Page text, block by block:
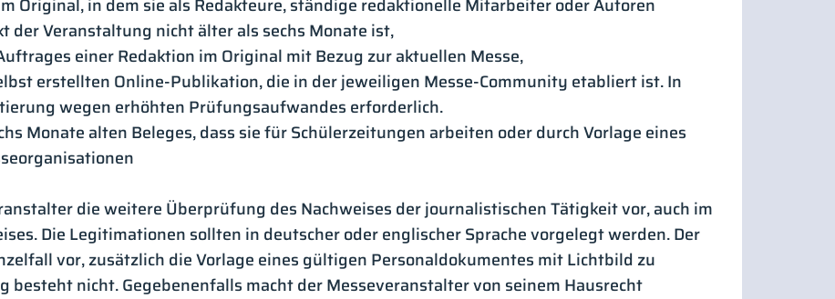
Original, in dem sie als Redakteure, ständige redaktionelle Mitarbeiter oder Autoren
der Veranstaltung nicht älter als sechs Monate ist,
einer Redaktion im Original mit Bezug zur aktuellen Messe,
erstellten Online-Publikation, die in der jeweiligen Messe-Community etabliert ist. In
wegen erhöhten Prüfungsaufwandes erforderlich.
Monate alten Beleges, dass sie für Schülerzeitungen arbeiten oder durch Vorlage eines
die weitere Überprüfung des Nachweises der journalistischen Tätigkeit vor, auch im
Die Legitimationen sollten in deutscher oder englischer Sprache vorgelegt werden. Der
vor, zusätzlich die Vorlage eines gültigen Personaldokumentes mit Lichtbild zu
besteht nicht. Gegebenenfalls macht der Messeveranstalter von seinem Hausrecht